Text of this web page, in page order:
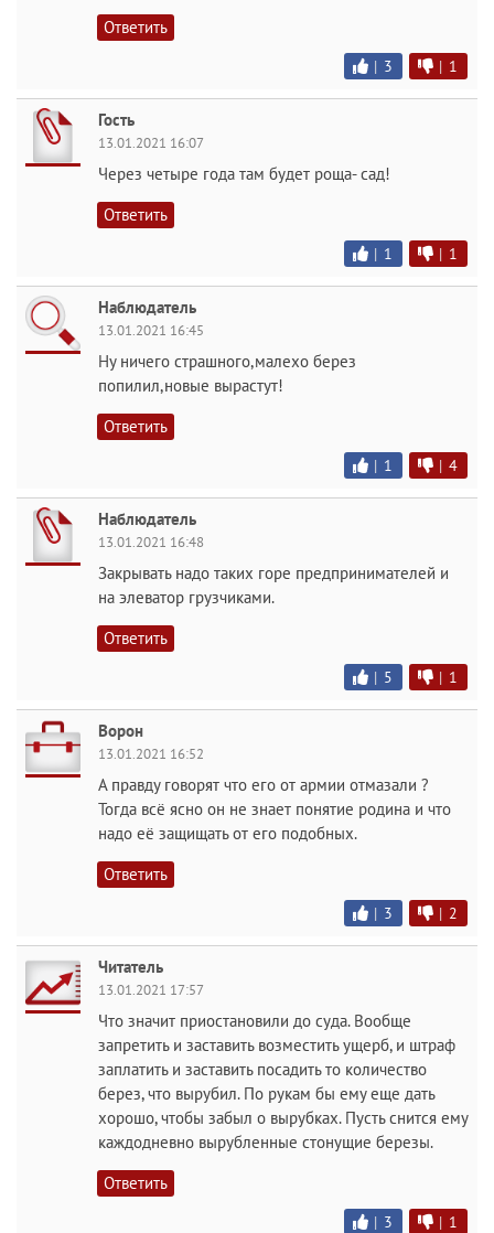
Ответить
| 3 | 1
Гость
13.01.2021 16:07
Через четыре года там будет роща- сад!
Ответить
| 1 | 1
Наблюдатель
13.01.2021 16:45
Ну ничего страшного,малехо берез
попилил,новые вырастут!
Ответить
| 1 | 4
Наблюдатель
13.01.2021 16:48
Закрывать надо таких горе предпринимателей и
на элеватор грузчиками.
Ответить
| 5 | 1
Ворон
13.01.2021 16:52
А правду говорят что его от армии отмазали ?
Тогда всё ясно он не знает понятие родина и что
надо её защищать от его подобных.
Ответить
| 3 | 2
Читатель
13.01.2021 17:57
Что значит приостановили до суда. Вообще
запретить и заставить возместить ущерб, и штраф
заплатить и заставить посадить то количество
берез, что вырубил. По рукам бы ему еще дать
хорошо, чтобы забыл о вырубках. Пусть снится ему
каждодневно вырубленные стонущие березы.
Ответить
| 3 | 1